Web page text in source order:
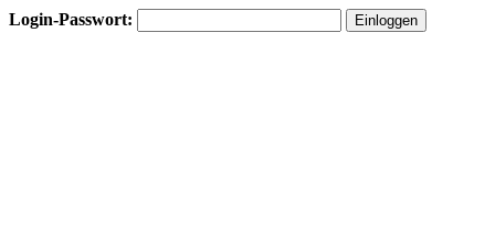
Login-Passwort: